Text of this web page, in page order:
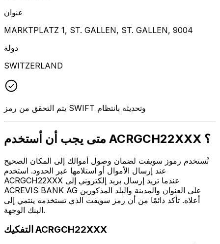
عنوان
MARKTPLATZ 1, ST. GALLEN, ST. GALLEN, 9004
دولة
SWITZERLAND
يتم التحقق من رمز SWIFT وتحديثه بانتظام
متى يجب أن أستخدم ACRGCH22XXX ؟
تُستخدم رموز سويفت لضمان وصول أموالك إلى المكان الصحيح
عند إرسال الأموال أو استلامها عبر الحدود. استخدم
ACRGCH22XXX عندما تريد إرسال بريد إلكتروني إلى
ACREVIS BANK AG على العنوان والمدينة والبلد المذكورين
أعلاه. تأكد دائمًا من أن رمز سويفت الذي تستخدمه ينتمي إلى
البنك الوجهة.
التفكيك ACRGCH22XXX